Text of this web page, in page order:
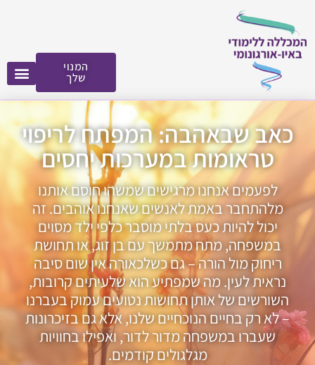
המנוי
שלך
כאב שבאהבה: המפתח לריפוי
טראומות במערכות יחסים
לפעמים אנחנו מרגישים שמשהו חוסם אותנו
מלהתחבר באמת לאנשים שאנחנו אוהבים. זה
יכול להיות כעס בלתי מוסבר כלפי ילד מסוים
במשפחה, מתח מתמשך עם בן זוג, או תחושת
ריחוק מול הורה – גם כשלכאורה אין שום סיבה
נראית לעין. מה שמפתיע הוא שלעיתים קרובות,
השורשים של אותן תחושות נטועים עמוק בעברנו
– לא רק בחיים הנוכחיים שלנו, אלא גם בזיכרונות
שעברו במשפחה מדור לדור, ואפילו בחוויות
מגלגולים קודמים.